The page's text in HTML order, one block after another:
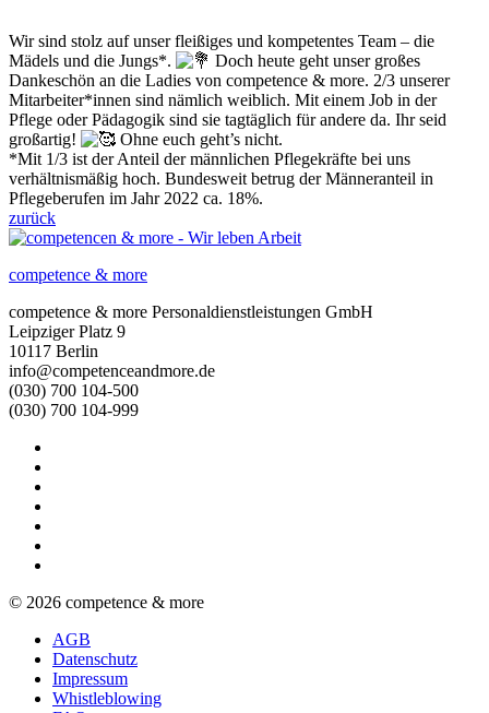
Wir sind stolz auf unser fleißiges und kompetentes Team – die
Mädels und die Jungs*.
Doch heute geht unser großes
Dankeschön an die Ladies von competence & more. 2/3 unserer
Mitarbeiter*innen sind nämlich weiblich. Mit einem Job in der
Pflege oder Pädagogik sind sie tagtäglich für andere da. Ihr seid
großartig!
Ohne euch geht’s nicht.
*Mit 1/3 ist der Anteil der männlichen Pflegekräfte bei uns
verhältnismäßig hoch. Bundesweit betrug der Männeranteil in
Pflegeberufen im Jahr 2022 ca. 18%.
zurück
competence & more
competence & more Personaldienstleistungen GmbH
Leipziger Platz 9
10117 Berlin
info@competenceandmore.de
(030) 700 104-500
(030) 700 104-999
© 2026 competence & more
AGB
Datenschutz
Impressum
Whistleblowing